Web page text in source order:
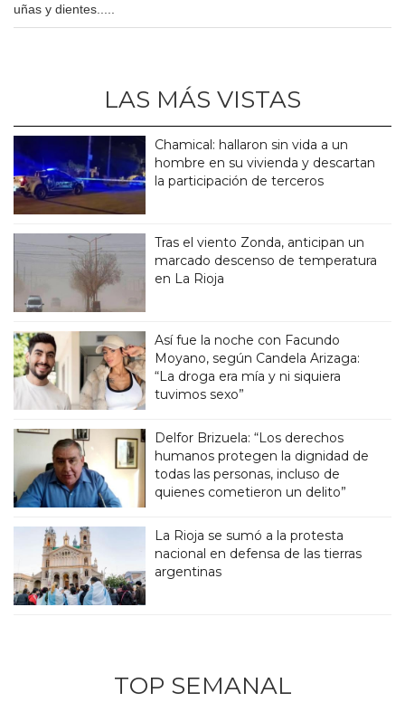
uñas y dientes.....
LAS MÁS VISTAS
Chamical: hallaron sin vida a un
hombre en su vivienda y descartan
la participación de terceros
Tras el viento Zonda, anticipan un
marcado descenso de temperatura
en La Rioja
Así fue la noche con Facundo
Moyano, según Candela Arizaga:
“La droga era mía y ni siquiera
tuvimos sexo”
Delfor Brizuela: “Los derechos
humanos protegen la dignidad de
todas las personas, incluso de
quienes cometieron un delito”
La Rioja se sumó a la protesta
nacional en defensa de las tierras
argentinas
TOP SEMANAL